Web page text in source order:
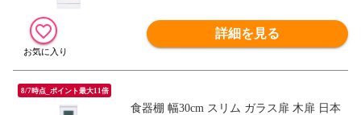
詳細を見る
8/7時点_ポイント最大11倍
食器棚 幅30cm スリム ガラス扉 木扉 日本